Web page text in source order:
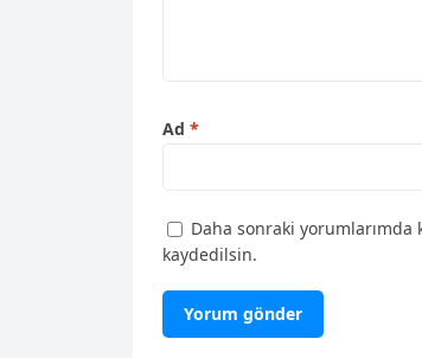
Ad *
Daha sonraki yorumlarımda
kaydedilsin.